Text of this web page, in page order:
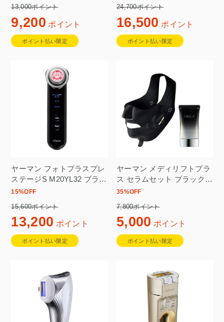
13,000ポイント
9,200 ポイント
ポイント払い限定
24,700ポイント
16,500 ポイント
ポイント払い限定
ヤーマン フォトプラスプレ
ステージS M20YL32 ブラッ
ク
15%OFF
15,600ポイント
13,200 ポイント
ポイント払い限定
ヤーマン メディリフトプラ
ス セラムセット ブラック
EPM18BB2
35%OFF
7,800ポイント
5,000 ポイント
ポイント払い限定